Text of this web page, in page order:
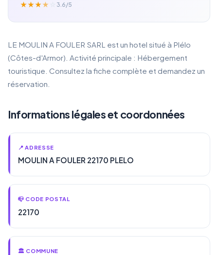
★★★★ 3.6/5
LE MOULIN A FOULER SARL est un hotel situé à Plélo
(Côtes-d'Armor). Activité principale : Hébergement
touristique. Consultez la fiche complète et demandez un
réservation.
Informations légales et coordonnées
📍 ADRESSE
MOULIN A FOULER 22170 PLELO
📪 CODE POSTAL
22170
🏛️ COMMUNE